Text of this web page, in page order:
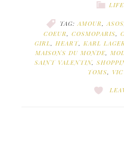
TAG:AMOUR,ASOS
COEUR, COSMOPARIS,
GIRL, HEART, KARL
MAISONS DU MONDE,
SAINT VALENTIN,
TOMS,